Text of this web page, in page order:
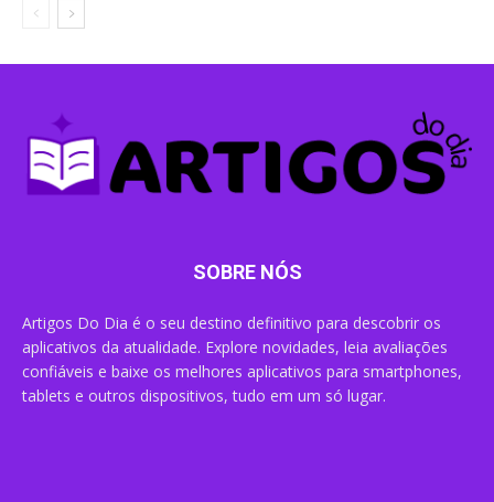
SOBRE NÓS
Artigos Do Dia é o seu destino definitivo para descobrir os
aplicativos da atualidade. Explore novidades, leia avaliações
confiáveis e baixe os melhores aplicativos para smartphones,
tablets e outros dispositivos, tudo em um só lugar.